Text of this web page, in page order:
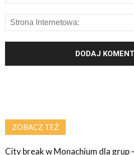
ZOBACZ TEŻ
City break w Monachium dla grup